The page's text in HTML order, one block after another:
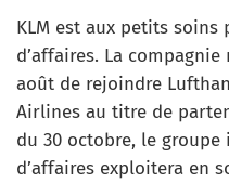
KLM est aux petits soins
d’affaires. La
août de rejoindre
Airlines au titre de
du 30 octobre, le
d’affaires exploitera en